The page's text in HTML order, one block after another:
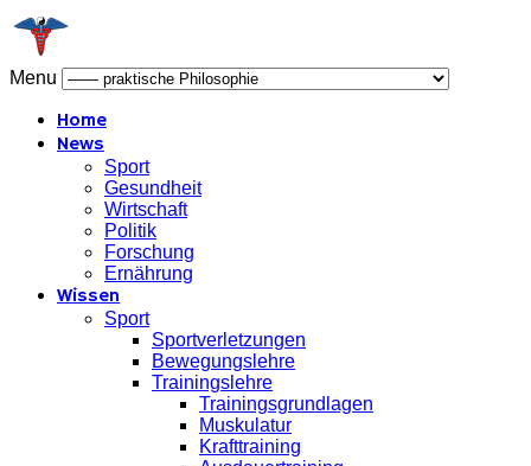
Menu
Home
News
Sport
Gesundheit
Wirtschaft
Politik
Forschung
Ernährung
Wissen
Sport
Sportverletzungen
Bewegungslehre
Trainingslehre
Trainingsgrundlagen
Muskulatur
Krafttraining